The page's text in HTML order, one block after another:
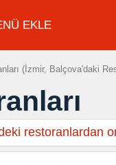
EKLE
(İzmir, Balçova'daki
restoranlardan